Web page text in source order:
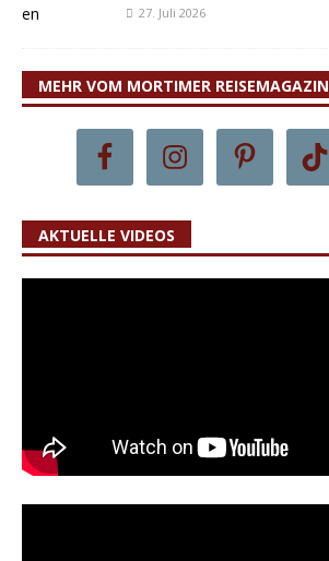
27. Juli 2026
MEHR VOM MORTIMER REISEMAGAZIN
AKTUELLE VIDEOS